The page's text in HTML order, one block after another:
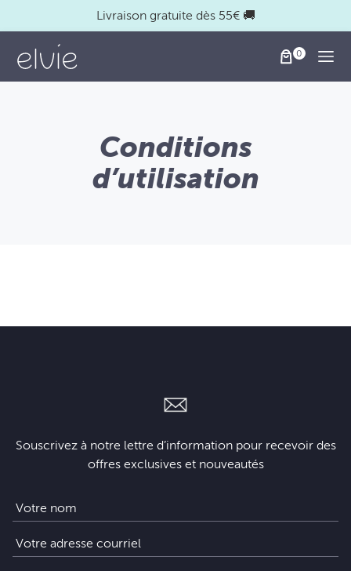
Livraison gratuite dès 55€ 🚚
Conditions
d’utilisation
Souscrivez à notre lettre d’information pour recevoir des
offres exclusives et nouveautés